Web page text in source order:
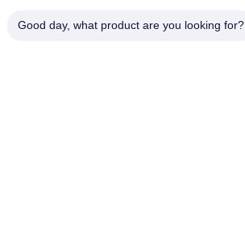
Good day, what product are you looking for?